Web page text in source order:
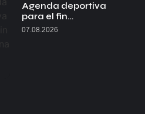
Agenda deportiva
para el fin…
07.08.2026